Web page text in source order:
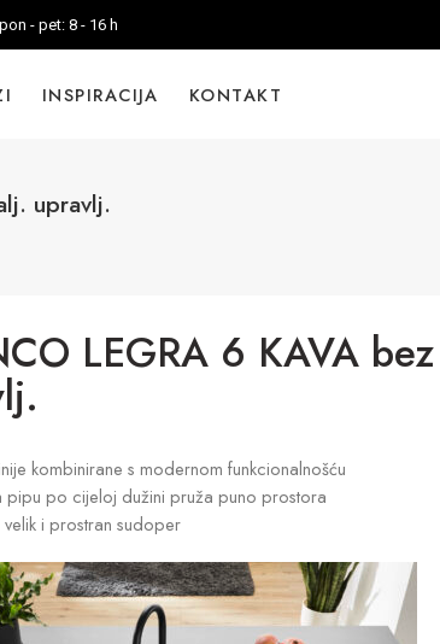
pon - pet: 8 - 16 h
INSPIRACIJA KONTAKT
upravlj.
LEGRA 6 KAVA
kombinirane s modernom funkcionalnošću
pipu po cijeloj dužini pruža puno prostora
i prostran sudoper